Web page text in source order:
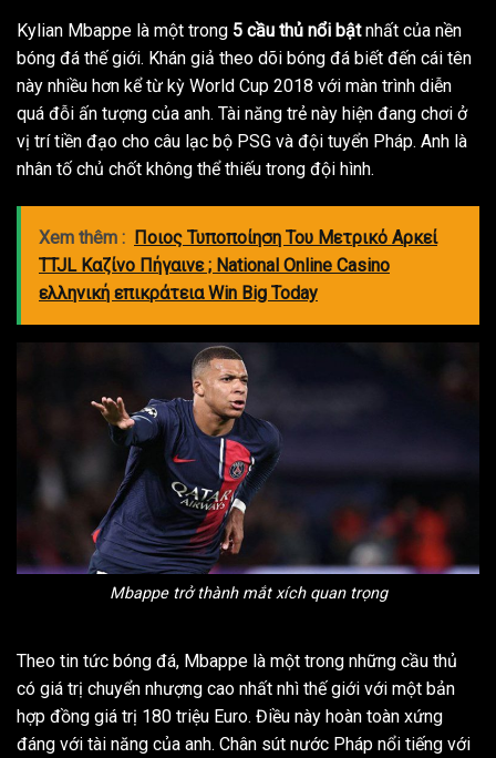
Kylian Mbappe là một trong 5 cầu thủ nổi bậtnhất của nền
bóng đá thế giới. Khán giả theo dõi bóng đá biết đến cái tên
này nhiều hơn kể từ kỳ World Cup 2018 với màn trình diễn
quá đỗi ấn tượng của anh. Tài năng trẻ này hiện đang chơi ở
vị trí tiền đạo cho câu lạc bộ PSG và đội tuyển Pháp. Anh là
nhân tố chủ chốt không thể thiếu trong đội hình.
Xem thêm : Ποιος Τυποποίηση Του Μετρικό Αρκεί
TTJL Καζίνο Πήγαινε ; National Online Casino
ελληνική επικράτεια Win Big Today
Mbappe trở thành mắt xích quan trọng
Theo tin tức bóng đá, Mbappe là một trong những cầu thủ
có giá trị chuyển nhượng cao nhất nhì thế giới với một bản
hợp đồng giá trị 180 triệu Euro. Điều này hoàn toàn xứng
đáng với tài năng của anh. Chân sút nước Pháp nổi tiếng với